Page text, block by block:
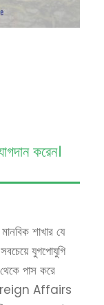
করেন।
শাখার যে
যুগপোযুগি
পাস করে
Foreign Affairs